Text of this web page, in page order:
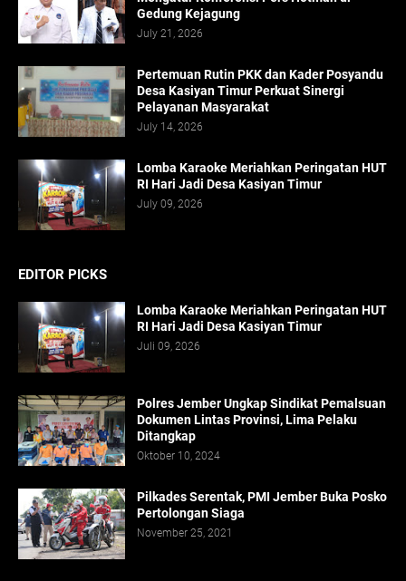
Gedung Kejagung
July 21, 2026
Pertemuan Rutin PKK dan Kader Posyandu
Desa Kasiyan Timur Perkuat Sinergi
Pelayanan Masyarakat
July 14, 2026
Lomba Karaoke Meriahkan Peringatan HUT
RI Hari Jadi Desa Kasiyan Timur
July 09, 2026
EDITOR PICKS
Lomba Karaoke Meriahkan Peringatan HUT
RI Hari Jadi Desa Kasiyan Timur
Juli 09, 2026
Polres Jember Ungkap Sindikat Pemalsuan
Dokumen Lintas Provinsi, Lima Pelaku
Ditangkap
Oktober 10, 2024
Pilkades Serentak, PMI Jember Buka Posko
Pertolongan Siaga
November 25, 2021